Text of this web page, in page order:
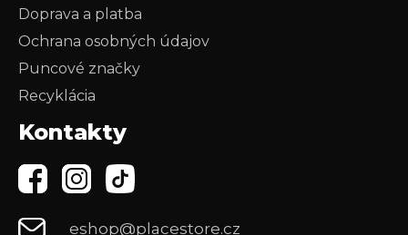
Doprava a platba
Ochrana osobných údajov
Puncové značky
Recyklácia
Kontakty
eshop@placestore.cz